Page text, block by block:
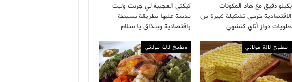
بكيلو دقيق مع هاد المكونات
الاقتصادية خرجي تشكيلة كبيرة من
حلويات دواز أتاي كتشهي
كيكتي العجيبة لي جربت وليت
مدمنة عليها بطريقة بسيطة
واقتصادية وبمذاق يا سلام
مطبخ لالة مولاتي مطبخ لالة مولاتي